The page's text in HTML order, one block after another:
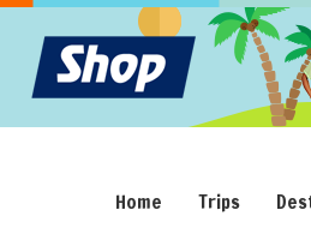
Home Trips